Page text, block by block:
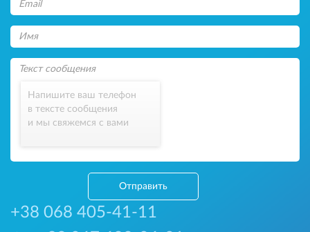
Напишите ваш телефон
в тексте сообщения
и мы свяжемся с вами
Отправить
+38 068 405-41-11